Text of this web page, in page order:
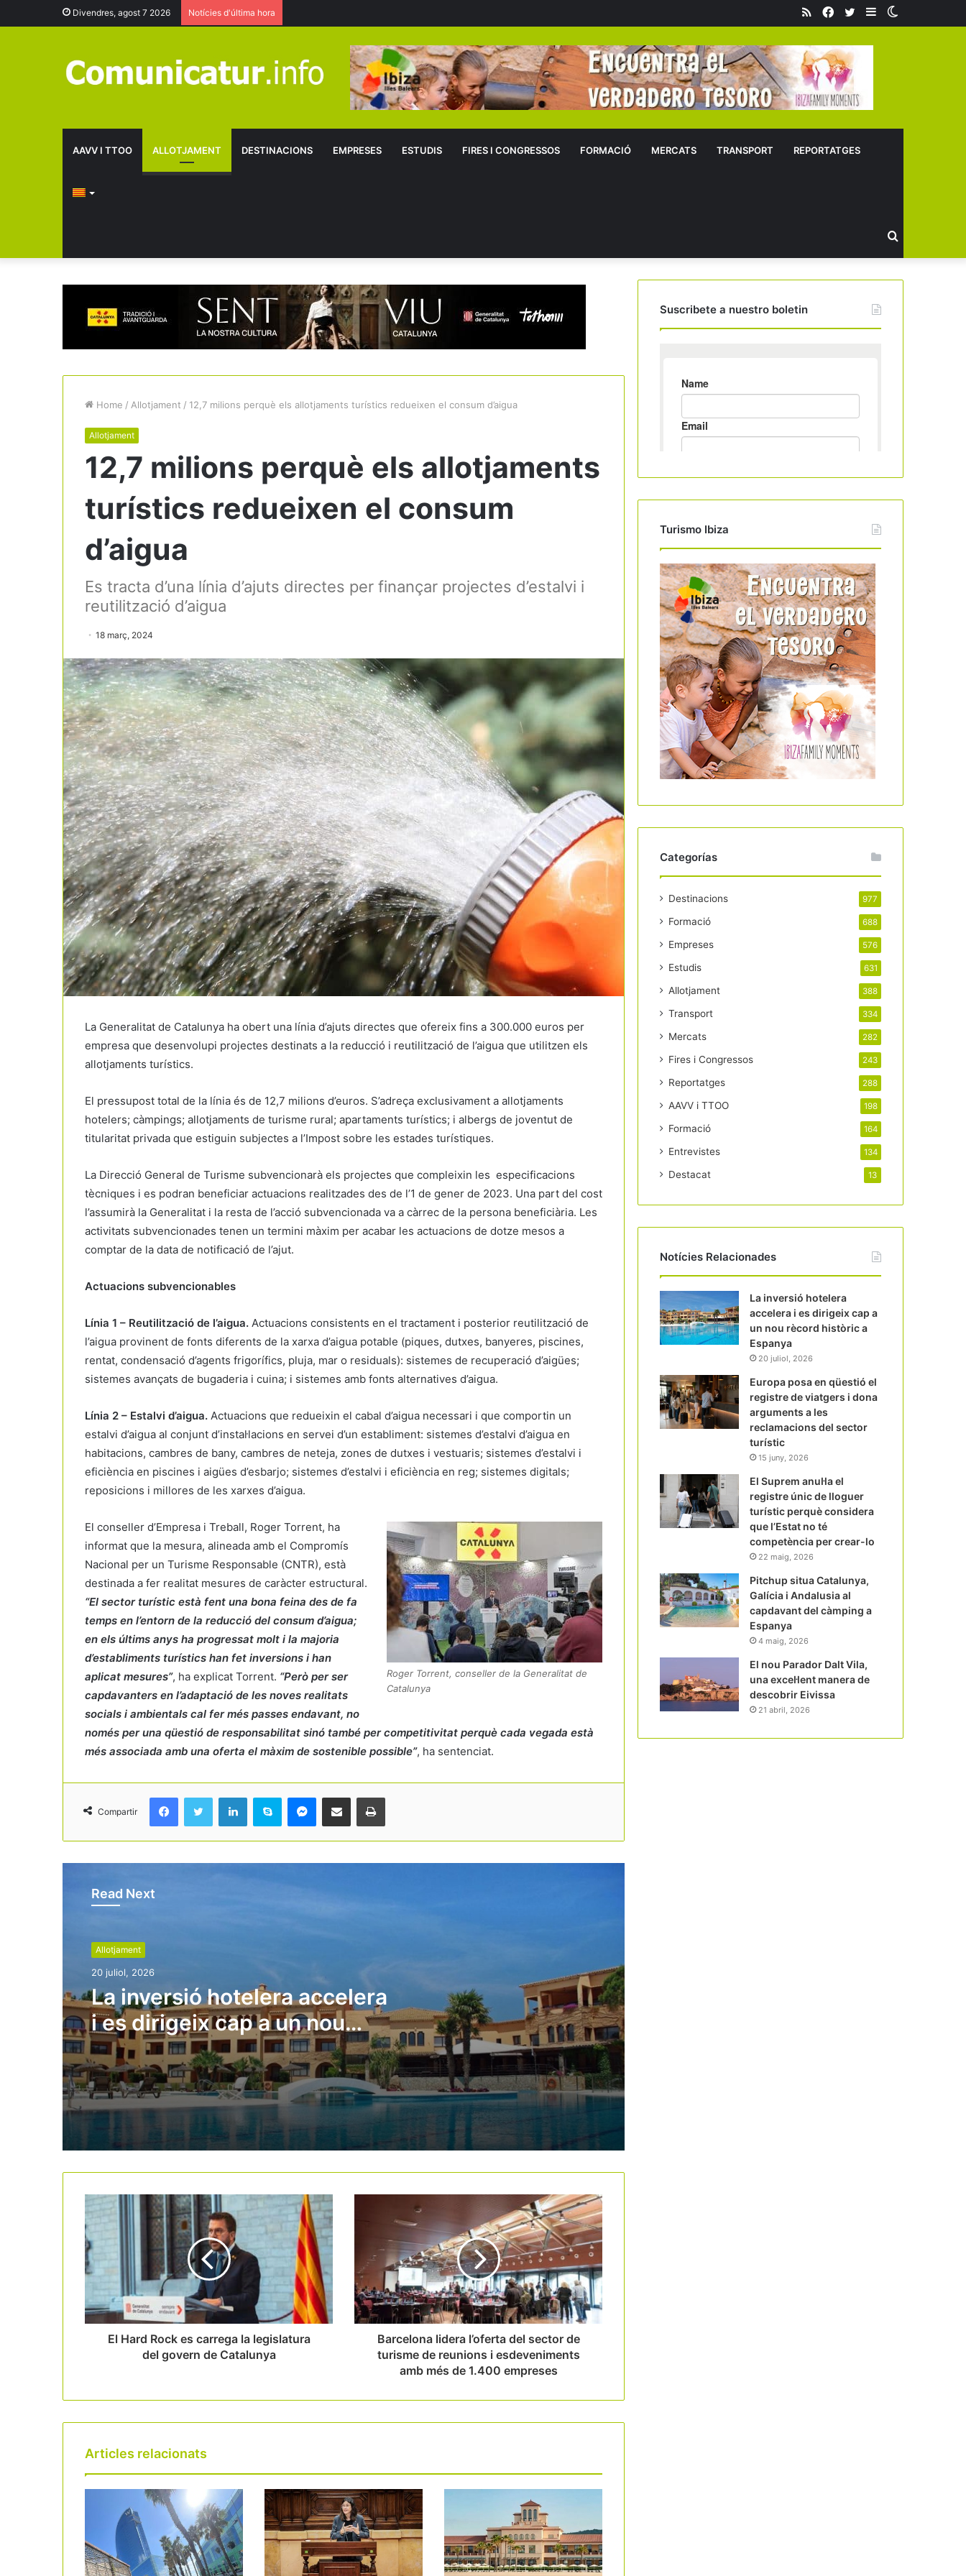
Divendres, agost 7 2026 Notícies d'última hora Sidebar
Twitter
Facebook
RSS
AAVV I TTOO ALLOTJAMENT DESTINACIONS EMPRESES ESTUDIS FIRES I CONGRESSOS FORMACIÓ MERCATS TRANSPORT REPORTATGES
Buscar
Home / Allotjament / 12,7 milions perquè els allotjaments turístics redueixen el consum d’aigua
Allotjament
12,7 milions perquè els allotjaments
turístics redueixen el consum
d’aigua
Es tracta d’una línia d’ajuts directes per finançar projectes d’estalvi i
reutilització d’aigua
18 març, 2024
La Generalitat de Catalunya ha obert una línia d’ajuts directes que ofereix fins a 300.000 euros per
empresa que desenvolupi projectes destinats a la reducció i reutilització de l’aigua que utilitzen els
allotjaments turístics.
El pressupost total de la línia és de 12,7 milions d’euros. S’adreça exclusivament a allotjaments
hotelers; càmpings; allotjaments de turisme rural; apartaments turístics; i albergs de joventut de
titularitat privada que estiguin subjectes a l’Impost sobre les estades turístiques.
La Direcció General de Turisme subvencionarà els projectes que compleixin les especificacions
tècniques i es podran beneficiar actuacions realitzades des de l’1 de gener de 2023. Una part del cost
l’assumirà la Generalitat i la resta de l’acció subvencionada va a càrrec de la persona beneficiària. Les
activitats subvencionades tenen un termini màxim per acabar les actuacions de dotze mesos a
comptar de la data de notificació de l’ajut.
Actuacions subvencionables
Línia 1 – Reutilització de l’aigua. Actuacions consistents en el tractament i posterior reutilització de
l’aigua provinent de fonts diferents de la xarxa d’aigua potable (piques, dutxes, banyeres, piscines,
rentat, condensació d’agents frigorífics, pluja, mar o residuals): sistemes de recuperació d’aigües;
sistemes avançats de bugaderia i cuina; i sistemes amb fonts alternatives d’aigua.
Línia 2 – Estalvi d’aigua. Actuacions que redueixin el cabal d’aigua necessari i que comportin un
estalvi d’aigua al conjunt d’instal·lacions en servei d’un establiment: sistemes d’estalvi d’aigua en
habitacions, cambres de bany, cambres de neteja, zones de dutxes i vestuaris; sistemes d’estalvi i
eficiència en piscines i aigües d’esbarjo; sistemes d’estalvi i eficiència en reg; sistemes digitals;
reposicions i millores de les xarxes d’aigua.
Roger Torrent, conseller de la Generalitat de
Catalunya
El conseller d’Empresa i Treball, Roger Torrent, ha
informat que la mesura, alineada amb el Compromís
Nacional per un Turisme Responsable (CNTR), està
destinada a fer realitat mesures de caràcter estructural.
“El sector turístic està fent una bona feina des de fa
temps en l’entorn de la reducció del consum d’aigua;
en els últims anys ha progressat molt i la majoria
d’establiments turístics han fet inversions i han
aplicat mesures”, ha explicat Torrent. “Però per ser
capdavanters en l’adaptació de les noves realitats
socials i ambientals cal fer més passes endavant, no
només per una qüestió de responsabilitat sinó també per competitivitat perquè cada vegada està
més associada amb una oferta el màxim de sostenible possible”, ha sentenciat.
Compartir
Read Next
Allotjament
20 juliol, 2026
La inversió hotelera accelera
i es dirigeix cap a un nou
rècord històric a Espanya
Espanya
viatgers i dona arguments a les
l’Estat no té competència per crear-lo
El nou Parador Dalt Vila, una excel·lent
manera de descobrir Eivissa
El turisme de negocis defensa els
pisos turístics davant la seva
eliminació a Barcelona el 2028
El sector empresarial rebutja
l’increment de l’impost turístic
Apartur porta als tribunals l’Ajuntament
turístics
Espanya encapçala l’escalada de
preus hotelers a Europa
El càmping Tamarit Beach Resort
aposta per la desestacionalització i
obrirà tot l’any
El Hard Rock es carrega la legislatura
del govern de Catalunya
Barcelona lidera l’oferta del sector de
turisme de reunions i esdeveniments
amb més de 1.400 empreses
Articles relacionats
Suscribete a nuestro boletin
Turismo Ibiza
Categorías
Destinacions 977
Formació 688
Empreses 576
Estudis 631
Allotjament 388
Transport 334
Mercats 282
Fires i Congressos 243
Reportatges 288
AAVV i TTOO 198
Formació 164
Entrevistes 134
Destacat 13
Notícies Relacionades
La inversió hotelera
accelera i es dirigeix cap a
un nou rècord històric a
Espanya
20 juliol, 2026
Europa posa en qüestió el
registre de viatgers i dona
arguments a les
reclamacions del sector
turístic
15 juny, 2026
El Suprem anul·la el
registre únic de lloguer
turístic perquè considera
que l’Estat no té
competència per crear-lo
22 maig, 2026
Pitchup situa Catalunya,
Galícia i Andalusia al
capdavant del càmping a
Espanya
4 maig, 2026
El nou Parador Dalt Vila,
una excel·lent manera de
descobrir Eivissa
21 abril, 2026